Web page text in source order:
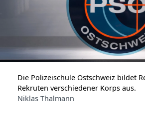
Die Polizeischule Ostschweiz bildet
Rekruten verschiedener Korps aus.
Niklas Thalmann